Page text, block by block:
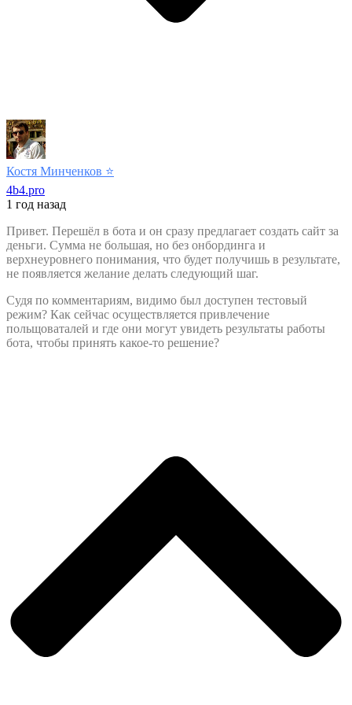
Костя Минченков ⭐️
4b4.pro
1 год назад
Привет. Перешёл в бота и он сразу предлагает создать сайт за
деньги. Сумма не большая, но без онбординга и
верхнеуровнего понимания, что будет получишь в результате,
не появляется желание делать следующий шаг.
Судя по комментариям, видимо был доступен тестовый
режим? Как сейчас осуществляется привлечение
польщоваталей и где они могут увидеть результаты работы
бота, чтобы принять какое-то решение?